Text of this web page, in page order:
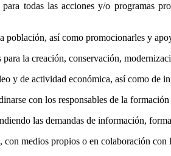
todas las acciones y/o programas
población, así como promocionarles y
la creación, conservación,
y de actividad económica, así como de
con los responsables de la formación
las demandas de información,
medios propios o en colaboración